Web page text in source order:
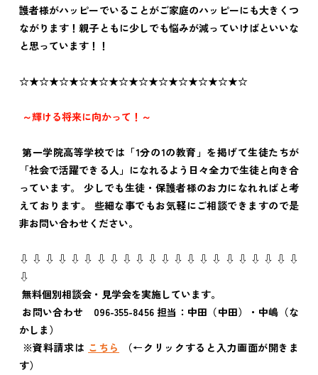
護者様がハッピーでいることがご家庭のハッピーにも大きくつ
ながります！親子ともに少しでも悩みが減っていけばといいな
と思っています！！
☆★☆★☆★☆★☆★☆★☆★☆★☆★☆★☆★☆
～輝ける将来に向かって！～
第一学院高等学校では「1分の1の教育」を掲げて生徒たちが
「社会で活躍できる人」になれるよう日々全力で生徒と向き合
っています。 少しでも生徒・保護者様のお力になれればと考
えております。 些細な事でもお気軽にご相談できますので是
非お問い合わせください。
⇩ ⇩ ⇩ ⇩ ⇩ ⇩ ⇩ ⇩ ⇩ ⇩ ⇩ ⇩ ⇩ ⇩ ⇩ ⇩ ⇩ ⇩ ⇩ ⇩ ⇩ ⇩
⇩
無料個別相談会・見学会を実施しています。
お問い合わせ 096-355-8456 担当：中田（中田）・中嶋（な
かしま）
※資料請求は こちら
（←クリックすると入力画面が開きま
す）